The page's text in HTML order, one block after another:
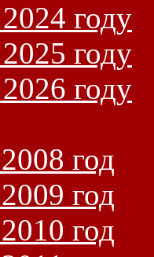
году
году
году
год
год
год